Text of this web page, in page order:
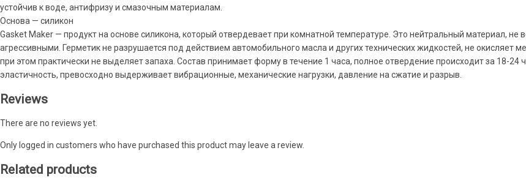
устойчив к воде, антифризу и смазочным материалам.
Основа — силикон
Gasket Maker — продукт на основе силикона, который отвердевает при комнатной температуре. Это нейтральный материал,
агрессивными. Герметик не разрушается под действием автомобильного масла и других технических жидкостей, не окисляет
при этом практически не выделяет запаха. Состав принимает форму в течение 1 часа, полное отвердение происходит за 18-24
эластичность, превосходно выдерживает вибрационные, механические нагрузки, давление на сжатие и разрыв.
Reviews
There are no reviews yet.
Only logged in customers who have purchased this product may leave a review.
Related products